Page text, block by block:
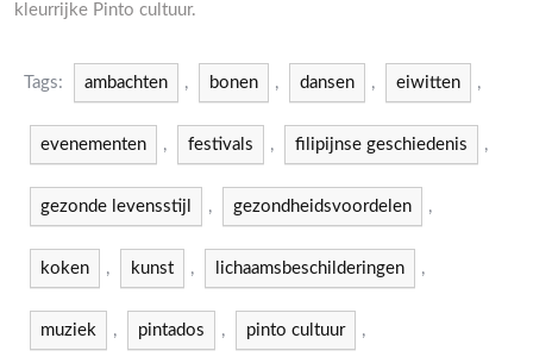
kleurrijke Pinto cultuur.
Tags: ambachten , bonen , dansen , eiwitten ,
evenementen , festivals , filipijnse geschiedenis ,
gezonde levensstijl , gezondheidsvoordelen ,
koken , kunst , lichaamsbeschilderingen ,
muziek , pintados , pinto cultuur ,